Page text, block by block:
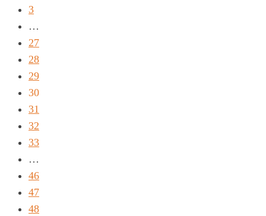
3
…
27
28
29
30
31
32
33
…
46
47
48